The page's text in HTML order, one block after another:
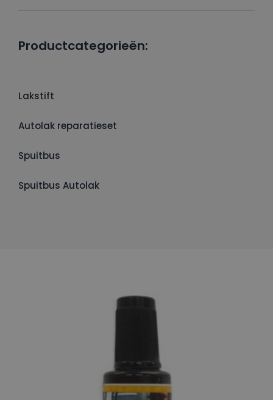
Productcategorieën:
Lakstift
Autolak reparatieset
Spuitbus
Spuitbus Autolak